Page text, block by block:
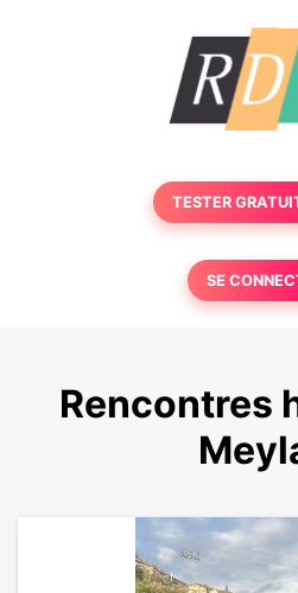
TESTER
SE
Rencontres